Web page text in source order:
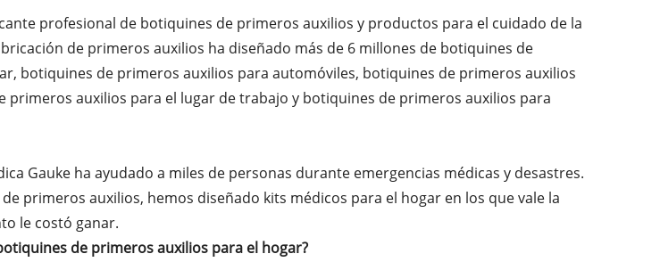
profesional de botiquines de primeros auxilios y productos para el cuidado de la
de primeros auxilios ha diseñado más de 6 millones de botiquines de
botiquines de primeros auxilios para automóviles, botiquines de primeros auxilios
primeros auxilios para el lugar de trabajo y botiquines de primeros auxilios para
Gauke ha ayudado a miles de personas durante emergencias médicas y desastres.
primeros auxilios, hemos diseñado kits médicos para el hogar en los que vale la
le costó ganar.
de primeros auxilios para el hogar?